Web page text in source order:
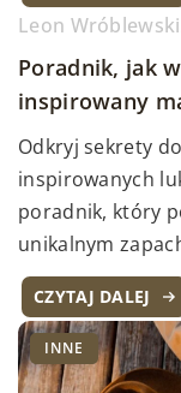
Leon Wróblewski
Poradnik, jak
inspirowany
Odkryj sekrety
inspirowanych
poradnik, który
unikalnym
CZYTAJ DALEJ
INNE